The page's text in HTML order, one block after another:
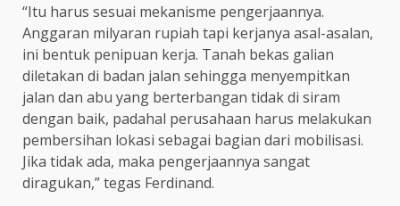
“Itu harus sesuai mekanisme pengerjaannya.
Anggaran milyaran rupiah tapi kerjanya asal-asalan,
ini bentuk penipuan kerja. Tanah bekas galian
diletakan di badan jalan sehingga menyempitkan
jalan dan abu yang berterbangan tidak di siram
dengan baik, padahal perusahaan harus melakukan
pembersihan lokasi sebagai bagian dari mobilisasi.
Jika tidak ada, maka pengerjaannya sangat
diragukan,” tegas Ferdinand.